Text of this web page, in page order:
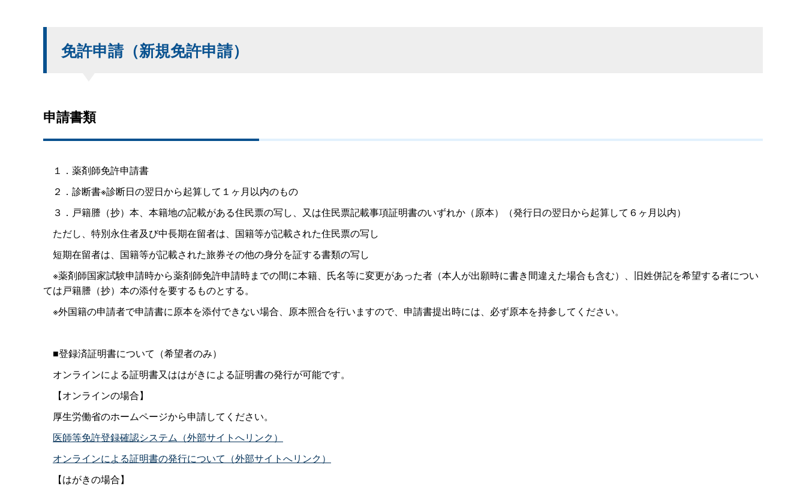
免許申請（新規免許申請）
申請書類
１．薬剤師免許申請書
２．診断書※診断日の翌日から起算して１ヶ月以内のもの
３．戸籍謄（抄）本、本籍地の記載がある住民票の写し、又は住民票記載事項証明書のいずれか（原本）（発行日の翌日から起算して６ヶ月以内）
ただし、特別永住者及び中長期在留者は、国籍等が記載された住民票の写し
短期在留者は、国籍等が記載された旅券その他の身分を証する書類の写し
※薬剤師国家試験申請時から薬剤師免許申請時までの間に本籍、氏名等に変更があった者（本人が出願時に書き間違えた場合も含む）、旧姓併記を希望する者につい
ては戸籍謄（抄）本の添付を要するものとする。
※外国籍の申請者で申請書に原本を添付できない場合、原本照合を行いますので、申請書提出時には、必ず原本を持参してください。
■登録済証明書について（希望者のみ）
オンラインによる証明書又ははがきによる証明書の発行が可能です。
【オンラインの場合】
厚生労働省のホームページから申請してください。
医師等免許登録確認システム（外部サイトへリンク）
オンラインによる証明書の発行について（外部サイトへリンク）
【はがきの場合】